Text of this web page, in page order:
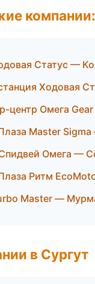
компании:
Статус —
Ходовая
центр Омега
Master
Омега —
Ритм
Master —
в Сургут